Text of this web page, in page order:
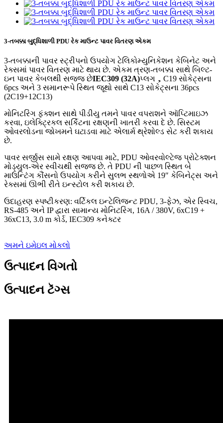
3-તબક્કા બુદ્ધિશાળી PDU રેક માઉન્ટ પાવર વિતરણ એકમ
3-તબક્કાની પાવર સ્ટ્રીપનો ઉપયોગ ટેલિકોમ્યુનિકેશન કેબિનેટ અને
રેક્સમાં પાવર વિતરણ માટે થાય છે. એકમ ત્રણ-તબક્કા સાથે બિલ્ટ-
ઇન પાવર કેબલથી સજ્જ છેIEC309 (32A)પ્લગ，C19 સોકેટ્સના
6pcs અને 3 સમાનરૂપે સ્થિત જૂથો સાથે C13 સોકેટ્સના 36pcs
(2C19+12C13)
મોનિટરિંગ ફંક્શન સાથે પીડીયુ તમને પાવર વપરાશને ઑપ્ટિમાઇઝ
કરવા, ઇલેક્ટ્રિકલ સર્કિટના રક્ષણની ખાતરી કરવા દે છે. સિસ્ટમ
ઓવરલોડના જોખમને ઘટાડવા માટે એલાર્મ થ્રેશોલ્ડ સેટ કરી શકાય
છે.
પાવર સર્જીસ સામે રક્ષણ આપવા માટે, PDU ઓવરવોલ્ટેજ પ્રોટેક્શન
મોડ્યુલ-એર સ્વીચથી સજ્જ છે. તે PDU ની પાછળ સ્થિત બે
માઉન્ટિંગ કૌંસનો ઉપયોગ કરીને સુલભ સ્થળોએ 19″ કેબિનેટ્સ અને
રેક્સમાં ઊભી રીતે ઇન્સ્ટોલ કરી શકાય છે.
ઉદાહરણ સ્પષ્ટીકરણ: વર્ટિકલ ઇન્ટેલિજન્ટ PDU, 3-ફેઝ, એર સ્વિચ,
RS-485 અને IP દ્વારા સામાન્ય મોનિટરિંગ, 16A / 380V, 6xC19 +
36xC13, 3.0 m કોર્ડ, IEC309 કનેક્ટર
અમને ઇમેઇલ મોકલો
ઉત્પાદન વિગતો
ઉત્પાદન ટૅગ્સ